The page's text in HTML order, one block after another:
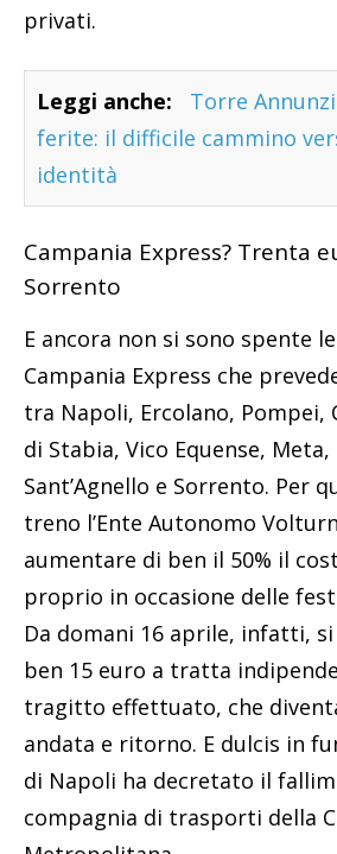
privati.
Leggi anche:
Torre
ferite: il difficile cammino
identità
Campania Express? Trenta
Sorrento
E ancora non si sono spente
Campania Express che
tra Napoli, Ercolano, Pompei,
di Stabia, Vico Equense, Meta,
Sant’Agnello e Sorrento. Per
treno l’Ente Autonomo
aumentare di ben il 50% il
proprio in occasione delle
Da domani 16 aprile, infatti,
ben 15 euro a tratta
tragitto effettuato, che
andata e ritorno. E dulcis in
di Napoli ha decretato il
compagnia di trasporti della